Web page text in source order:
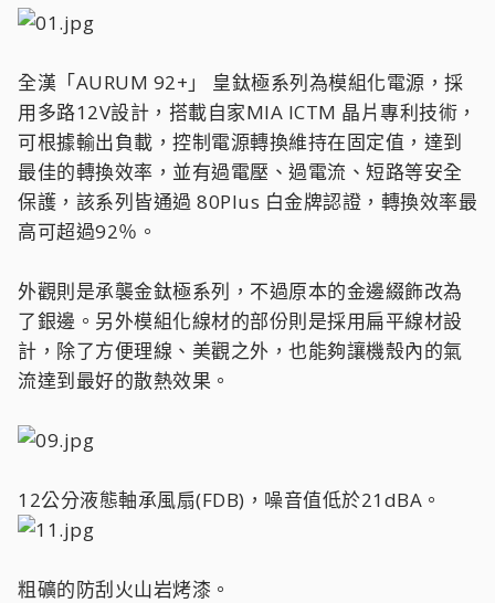
全漢「AURUM 92+」 皇鈦極系列為模組化電源，採
用多路12V設計，搭載自家MIA ICTM 晶片專利技術，
可根據輸出負載，控制電源轉換維持在固定值，達到
最佳的轉換效率，並有過電壓、過電流、短路等安全
保護，該系列皆通過 80Plus 白金牌認證，轉換效率最
高可超過92％。
外觀則是承襲金鈦極系列，不過原本的金邊綴飾改為
了銀邊。另外模組化線材的部份則是採用扁平線材設
計，除了方便理線、美觀之外，也能夠讓機殼內的氣
流達到最好的散熱效果。
12公分液態軸承風扇(FDB)，噪音值低於21dBA。
粗礦的防刮火山岩烤漆。